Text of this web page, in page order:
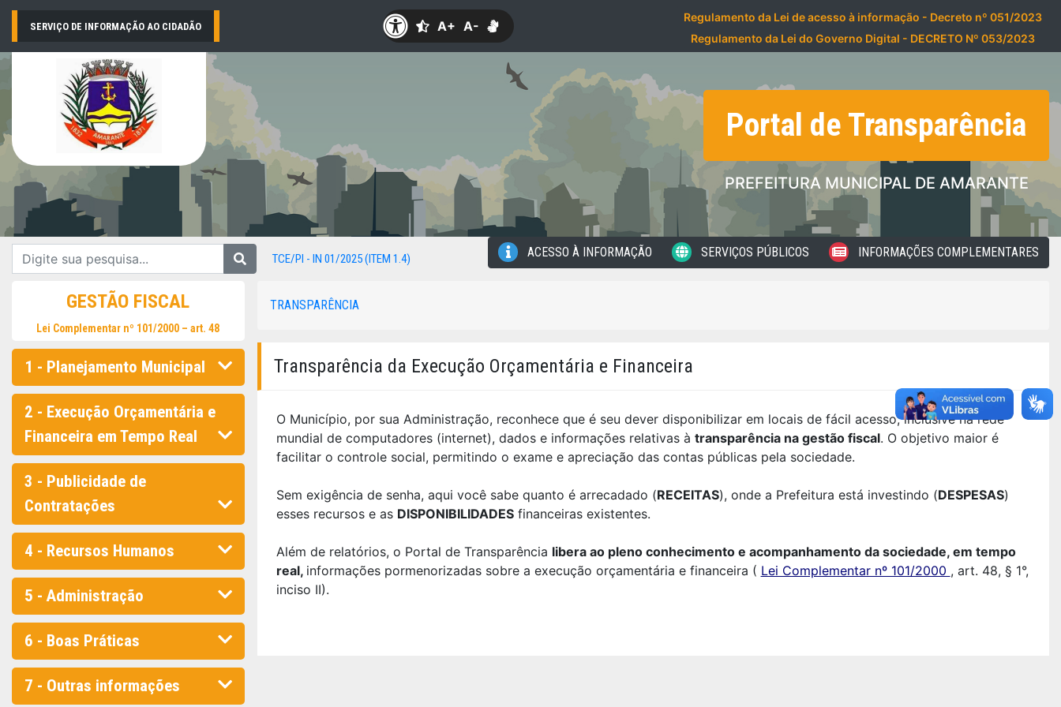
SERVIÇO DE INFORMAÇÃO AO CIDADÃO A+ A-
Regulamento da Lei de acesso à informação - Decreto nº 051/2023
Regulamento da Lei do Governo Digital - DECRETO Nº 053/2023
Portal de Transparência
PREFEITURA MUNICIPAL DE AMARANTE
TCE/PI - IN 01/2025 (ITEM 1.4) ACESSO À INFORMAÇÃO SERVIÇOS PÚBLICOS INFORMAÇÕES COMPLEMENTARES
GESTÃO FISCAL
Lei Complementar nº 101/2000 – art. 48
1 - Planejamento Municipal
2 - Execução Orçamentária e
Financeira em Tempo Real
3 - Publicidade de
Contratações
4 - Recursos Humanos
5 - Administração
6 - Boas Práticas
7 - Outras informações
TRANSPARÊNCIA
Transparência da Execução Orçamentária e Financeira
O Município, por sua Administração, reconhece que é seu dever disponibilizar em locais de fácil acesso, inclusive na rede
mundial de computadores (internet), dados e informações relativas à transparência na gestão fiscal. O objetivo maior é
facilitar o controle social, permitindo o exame e apreciação das contas públicas pela sociedade.
Sem exigência de senha, aqui você sabe quanto é arrecadado (RECEITAS), onde a Prefeitura está investindo (DESPESAS)
esses recursos e as DISPONIBILIDADESfinanceiras existentes.
Além de relatórios, o Portal de Transparência libera ao pleno conhecimento e acompanhamento da sociedade, em tempo
real, informações pormenorizadas sobre a execução orçamentária e financeira ( Lei Complementar nº 101/2000 , art. 48, § 1°,
inciso II).